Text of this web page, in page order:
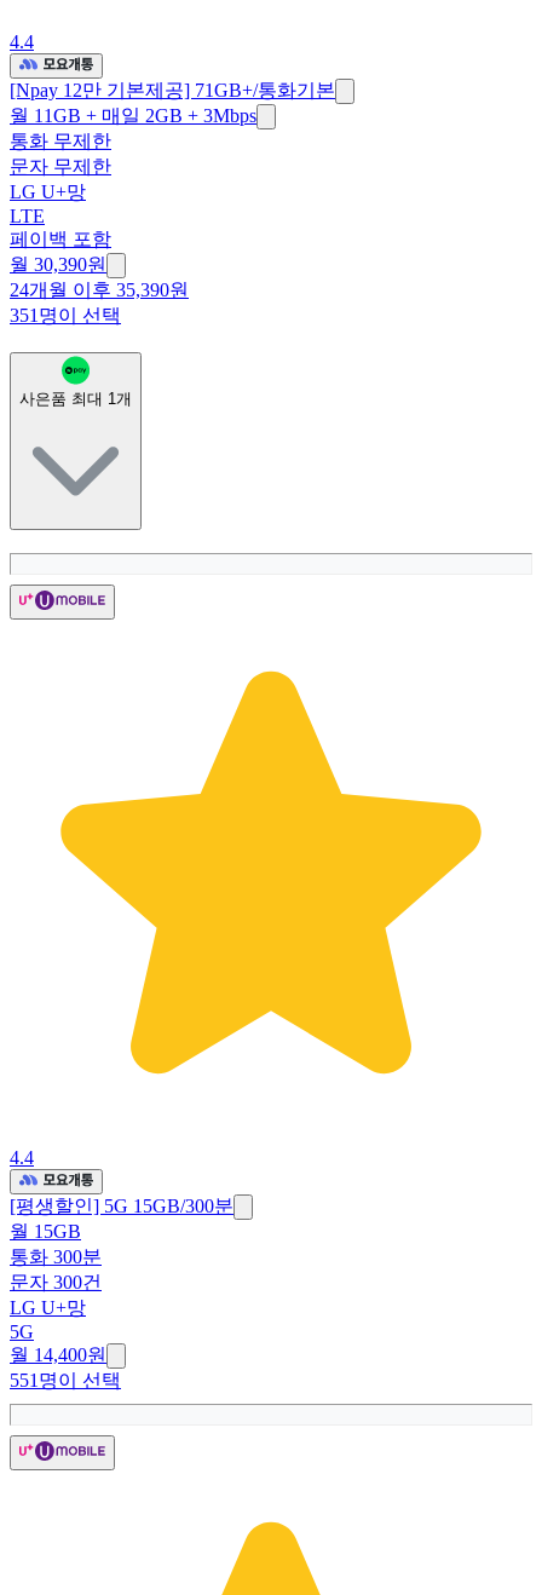
4.4
[Npay 12만 기본제공] 71GB+/통화기본
월 11GB + 매일 2GB + 3Mbps
통화 무제한
문자 무제한
LG U+망
LTE
페이백 포함
월 30,390원
24개월 이후 35,390원
351명이 선택
사은품 최대 1개
4.4
[평생할인] 5G 15GB/300분
월 15GB
통화 300분
문자 300건
LG U+망
5G
월 14,400원
551명이 선택